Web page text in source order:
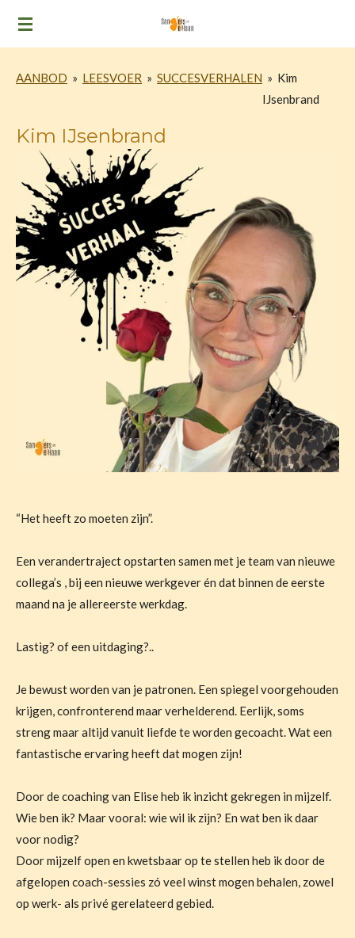
Ga
deAANBOD » LEESVOER » SUCCESVERHALEN » Kim
IJsenbrand
Kim IJsenbrand
“Het heeft zo moeten zijn”.
Een verandertraject opstarten samen met je team van nieuwe
collega’s , bij een nieuwe werkgever én dat binnen de eerste
maand na je allereerste werkdag.
Lastig? of een uitdaging?..
Je bewust worden van je patronen. Een spiegel voorgehouden
krijgen, confronterend maar verhelderend. Eerlijk, soms
streng maar altijd vanuit liefde te worden gecoacht. Wat een
fantastische ervaring heeft dat mogen zijn!
Door de coaching van Elise heb ik inzicht gekregen in mijzelf.
Wie ben ik? Maar vooral: wie wil ik zijn? En wat ben ik daar
voor nodig?
Door mijzelf open en kwetsbaar op te stellen heb ik door de
afgelopen coach-sessies zó veel winst mogen behalen, zowel
op werk- als privé gerelateerd gebied.